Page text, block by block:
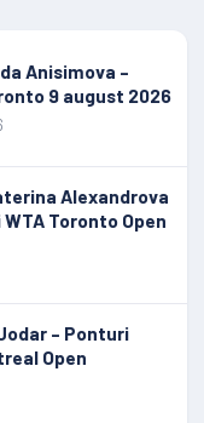
Anisimova –
9 august 2026
Alexandrova
Toronto Open
– Ponturi
Open